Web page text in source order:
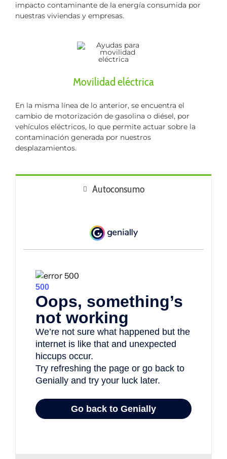
impacto contaminante de la energía consumida por
nuestras viviendas y empresas.
Movilidad eléctrica
En la misma línea de lo anterior, se encuentra el
cambio de motorización de gasolina o diésel, por
vehículos eléctricos, lo que permite actuar sobre la
contaminación generada por nuestros
desplazamientos.
Autoconsumo